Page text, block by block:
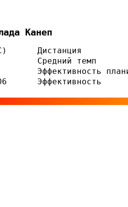
Канеп
Дистанция
Средний темп
Эффективность
Эффективность